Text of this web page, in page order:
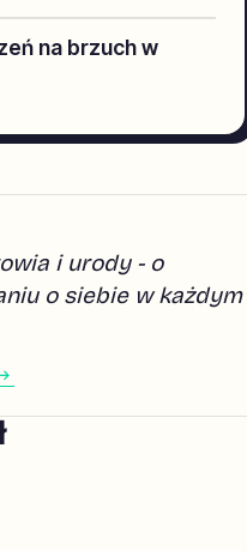
na brzuch w
i urody - o
o siebie w każdym